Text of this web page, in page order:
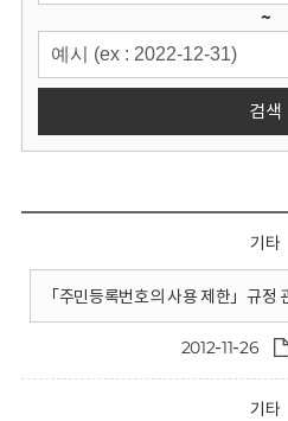
~
검색
기타
「주민등록번호의 사용 제한」규정
2012-11-26
기타